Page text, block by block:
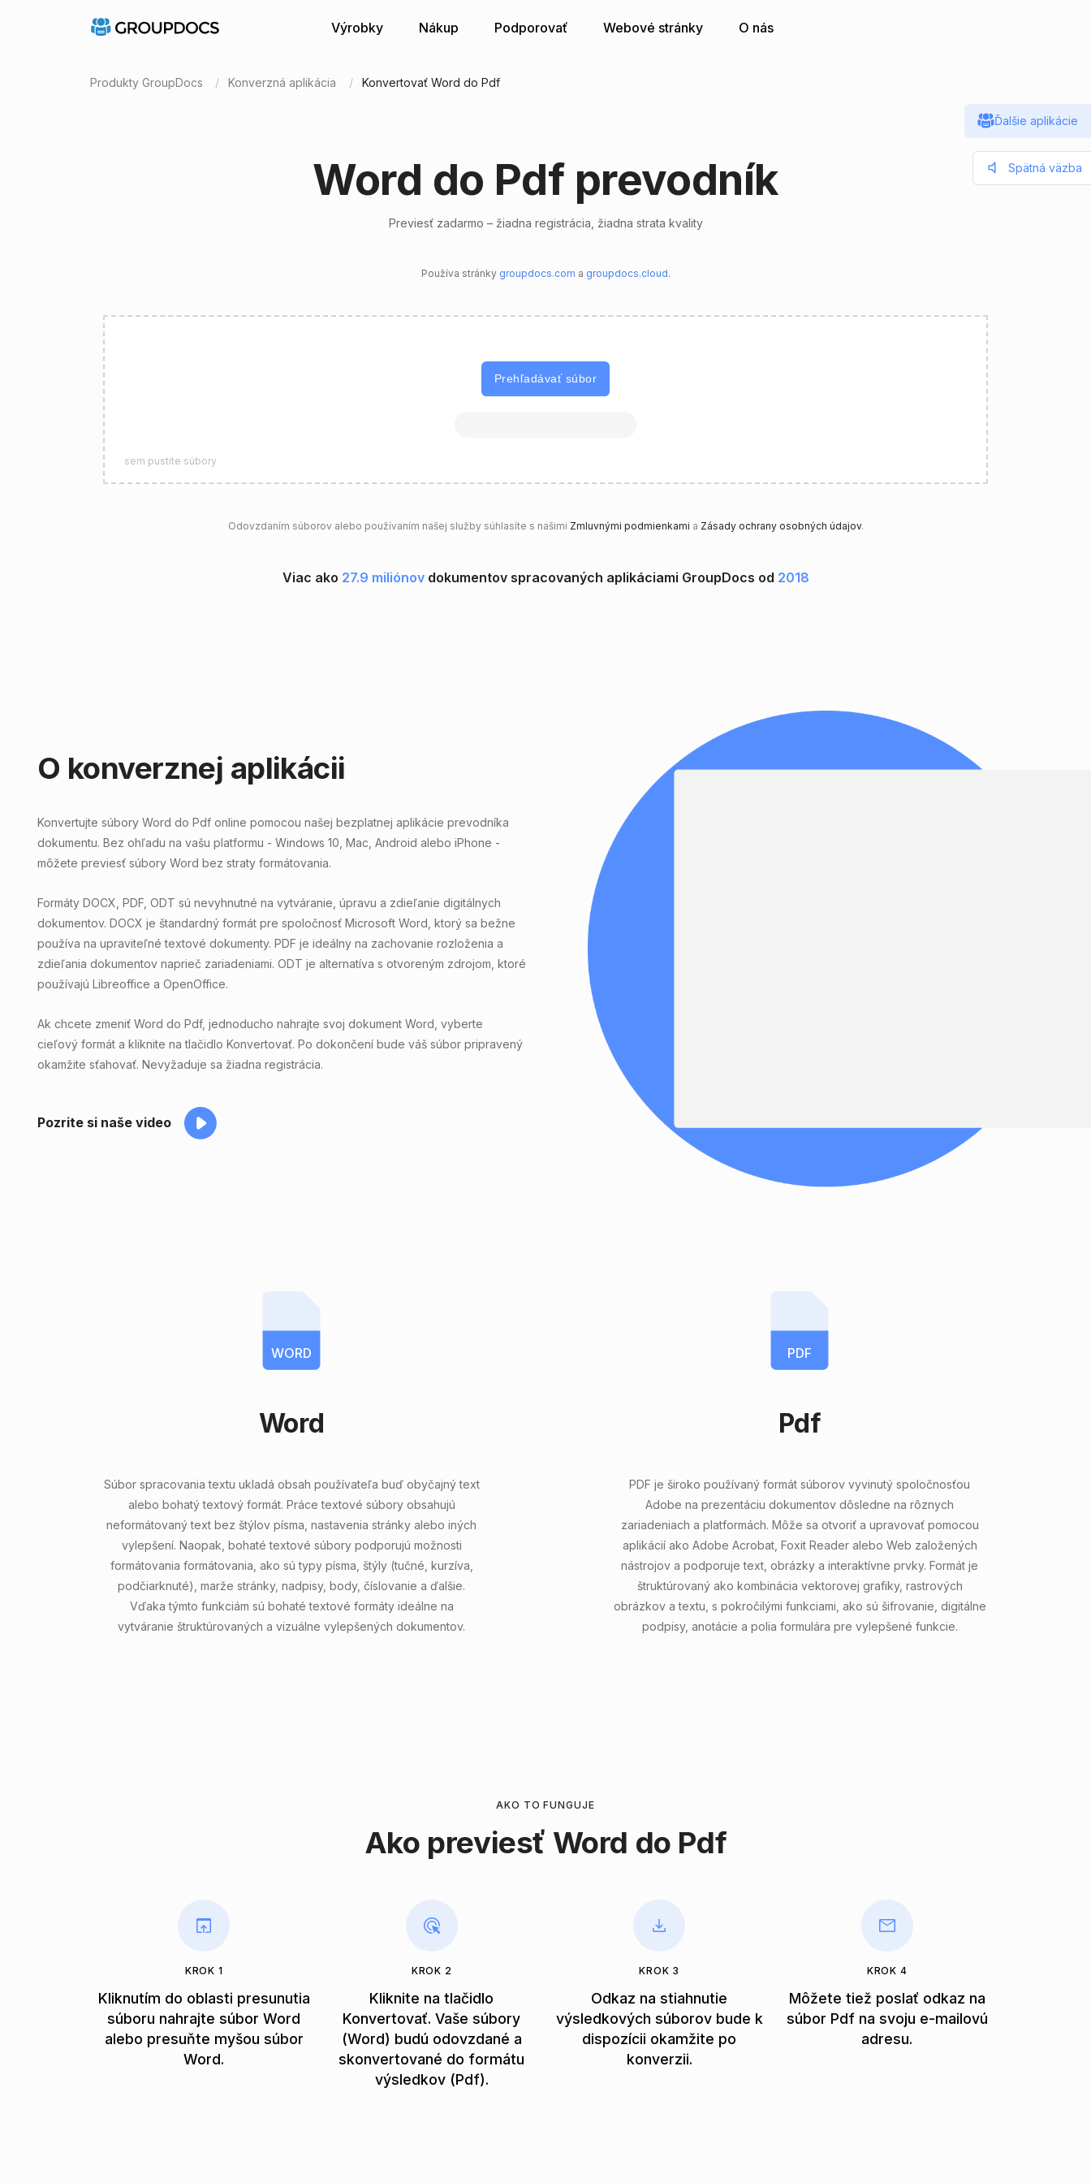
Výrobky Nákup Podporovať Webové stránky O nás
Produkty GroupDocs Konverzná aplikácia Konvertovať Word do Pdf
Word do Pdf prevodník
Previesť zadarmo – žiadna registrácia, žiadna strata kvality
Používa stránky groupdocs.com a groupdocs.cloud.
Prehľadávať súbor
sem pustite súbory
Odovzdaním súborov alebo používaním našej služby súhlasíte s našimi Zmluvnými podmienkami a Zásady ochrany osobných údajov.
Viac ako 27.9 miliónovdokumentov spracovaných aplikáciami GroupDocs od 2018
O konverznej aplikácii
Konvertujte súbory Word do Pdf online pomocou našej bezplatnej aplikácie prevodníka
dokumentu. Bez ohľadu na vašu platformu - Windows 10, Mac, Android alebo iPhone -
môžete previesť súbory Word bez straty formátovania.
Formáty DOCX, PDF, ODT sú nevyhnutné na vytváranie, úpravu a zdieľanie digitálnych
dokumentov. DOCX je štandardný formát pre spoločnosť Microsoft Word, ktorý sa bežne
používa na upraviteľné textové dokumenty. PDF je ideálny na zachovanie rozloženia a
zdieľania dokumentov naprieč zariadeniami. ODT je ​​alternatíva s otvoreným zdrojom, ktoré
používajú Libreoffice a OpenOffice.
Ak chcete zmeniť Word do Pdf, jednoducho nahrajte svoj dokument Word, vyberte
cieľový formát a kliknite na tlačidlo Konvertovať. Po dokončení bude váš súbor pripravený
okamžite sťahovať. Nevyžaduje sa žiadna registrácia.
Pozrite si naše video
WORD
Word
Súbor spracovania textu ukladá obsah používateľa buď obyčajný text
alebo bohatý textový formát. Práce textové súbory obsahujú
neformátovaný text bez štýlov písma, nastavenia stránky alebo iných
vylepšení. Naopak, bohaté textové súbory podporujú možnosti
formátovania formátovania, ako sú typy písma, štýly (tučné, kurzíva,
podčiarknuté), marže stránky, nadpisy, body, číslovanie a ďalšie.
Vďaka týmto funkciám sú bohaté textové formáty ideálne na
vytváranie štruktúrovaných a vizuálne vylepšených dokumentov.
PDF
Pdf
PDF je široko používaný formát súborov vyvinutý spoločnosťou
Adobe na prezentáciu dokumentov dôsledne na rôznych
zariadeniach a platformách. Môže sa otvoriť a upravovať pomocou
aplikácií ako Adobe Acrobat, Foxit Reader alebo Web založených
nástrojov a podporuje text, obrázky a interaktívne prvky. Formát je
štruktúrovaný ako kombinácia vektorovej grafiky, rastrových
obrázkov a textu, s pokročilými funkciami, ako sú šifrovanie, digitálne
podpisy, anotácie a polia formulára pre vylepšené funkcie.
AKO TO FUNGUJE
Ako previesť Word do Pdf
KROK 1
Kliknutím do oblasti presunutia
súboru nahrajte súbor Word
alebo presuňte myšou súbor
Word.
KROK 2
Kliknite na tlačidlo
Konvertovať. Vaše súbory
(Word) budú odovzdané a
skonvertované do formátu
výsledkov (Pdf).
KROK 3
Odkaz na stiahnutie
výsledkových súborov bude k
dispozícii okamžite po
konverzii.
KROK 4
Môžete tiež poslať odkaz na
súbor Pdf na svoju e-mailovú
adresu.
Ďalšie aplikácie
Spätná väzba